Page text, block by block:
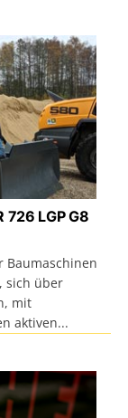
726 LGP G8
Baumaschinen
sich über
mit
aktiven...